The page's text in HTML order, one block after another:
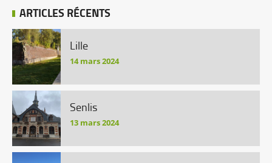
ARTICLES RÉCENTS
Lille
14 mars 2024
Senlis
13 mars 2024